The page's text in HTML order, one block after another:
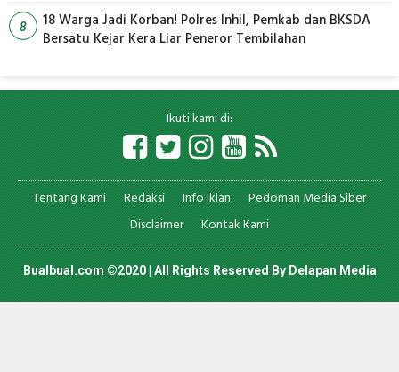
8
18 Warga Jadi Korban! Polres Inhil, Pemkab dan BKSDA
Bersatu Kejar Kera Liar Peneror Tembilahan
Ikuti kami di:
Tentang Kami Redaksi Info Iklan
Pedoman Media Siber
Disclaimer
Kontak Kami
Bualbual.com ©2020 | All Rights Reserved ByDelapan Media